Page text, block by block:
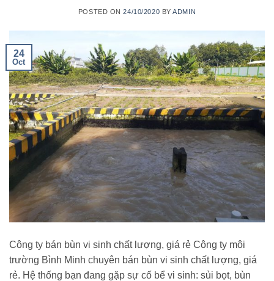
POSTED ON24/10/2020 BYADMIN
24
Oct
Công ty bán bùn vi sinh chất lượng, giá rẻ Công ty môi
trường Bình Minh chuyên bán bùn vi sinh chất lượng, giá
rẻ. Hệ thống bạn đang gặp sự cố bể vi sinh: sủi bọt, bùn